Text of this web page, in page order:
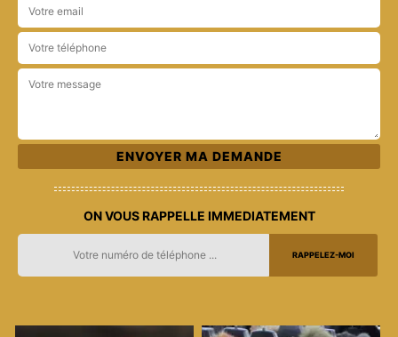
ON VOUS RAPPELLE IMMEDIATEMENT